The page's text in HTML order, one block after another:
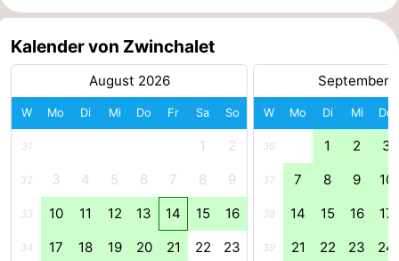
Städte
Sport
Schwimmbader
Radfahren
Kalender von Zwinchalet
August 2026
W Mo Di Mi Do Fr Sa So
31 1 2
32 3 4 5 6 7 8 9
33 10 11 12 13 14 15 16
34 17 18 19 20 21 22 23
September
W Mo Di Mi Do
36 1 2 3
37 7 8 9 10
38 14 15 16 17
39 21 22 23 24